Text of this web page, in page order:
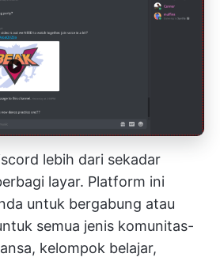
lebih dari sekadar
layar. Platform ini
untuk bergabung atau
semua jenis komunitas-
kelompok belajar,